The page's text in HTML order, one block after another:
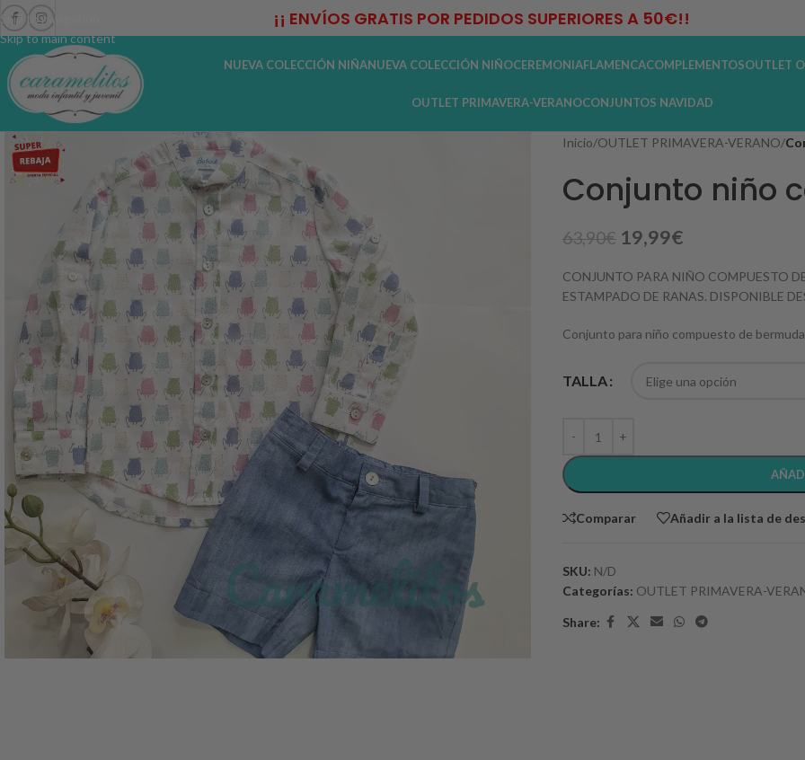
Skip to navigation
Skip to main content
¡¡ ENVÍOS GRATIS POR PEDIDOS SUPERIORES A 50€!!
NUEVA COLECCIÓN NIÑANUEVA COLECCIÓN NIÑOCEREMONIAFLAMENCACOMPLEMENTOSOUTLET
OUTLET PRIMAVERA-VERANOCONJUNTOS NAVIDAD
-69%
Inicio/OUTLET PRIMAVERA-VERANO/
Conjunto niño
63,90€ 19,99€
CONJUNTO PARA NIÑO COMPUESTO
ESTAMPADO DE RANAS. DISPONIBLE
Conjunto para niño compuesto de
TALLA
Comparar Añadir a la lista de
SKU: N/D
Categorías: OUTLET PRIMAVERA-
Share: